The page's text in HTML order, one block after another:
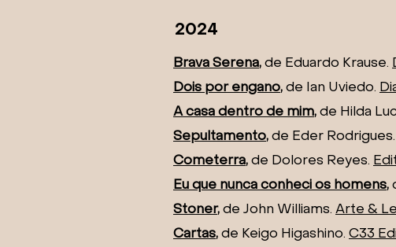
2024
Brava Serena, de Eduardo Krause.
Dois por engano, de Ian Uviedo.
A casa dentro de mim, de Hilda
Sepultamento, de Eder Rodrigues.
Cometerra, de Dolores Reyes.
Eu que nunca conheci os homens,
Stoner, de John Williams. Arte &
Cartas, de Keigo Higashino. C33